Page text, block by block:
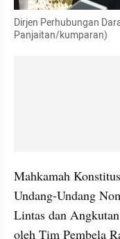
Dirjen Perhubungan
Panjaitan/kumparan)
Mahkamah
Undang-Undang
Lintas dan
oleh Tim Pembela